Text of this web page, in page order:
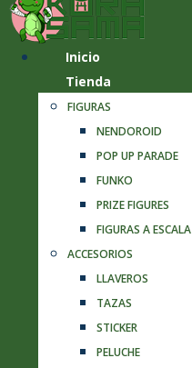
Inicio
Tienda
FIGURAS
NENDOROID
POP UP PARADE
FUNKO
PRIZE FIGURES
FIGURAS A ESCALA
ACCESORIOS
LLAVEROS
TAZAS
STICKER
PELUCHE